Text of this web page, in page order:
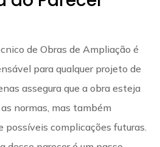
de Obras de Ampliação é
para qualquer projeto de
assegura que a obra esteja
normas, mas também
complicações futuras.